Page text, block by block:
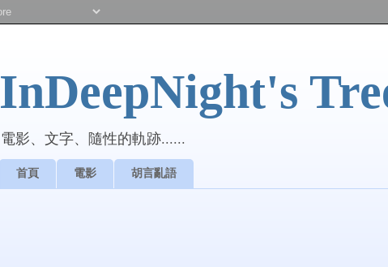
InDeepNight's
電影、文字、隨性的軌跡......
首頁 電影 胡言亂語